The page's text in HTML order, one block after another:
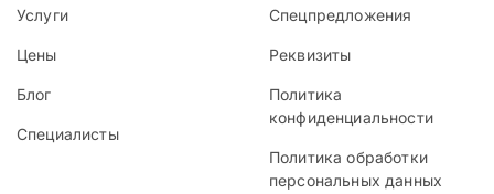
Услуги
Цены
Блог
Специалисты
Спецпредложения
Реквизиты
Политика
конфиденциальности
Политика обработки
персональных данных